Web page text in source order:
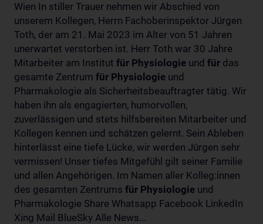
Wien In stiller Trauer nehmen wir Abschied von
unserem Kollegen, Herrn Fachoberinspektor Jürgen
Toth, der am 21. Mai 2023 im Alter von 51 Jahren
unerwartet verstorben ist. Herr Toth war 30 Jahre
Mitarbeiter am Institut für Physiologie und für das
gesamte Zentrum für Physiologie und
Pharmakologie als Sicherheitsbeauftragter tätig. Wir
haben ihn als engagierten, humorvollen,
zuverlässigen und stets hilfsbereiten Mitarbeiter und
Kollegen kennen und schätzen gelernt. Sein Ableben
hinterlässt eine tiefe Lücke, wir werden Jürgen sehr
vermissen! Unser tiefes Mitgefühl gilt seiner Familie
und allen Angehörigen. Im Namen aller Kolleg:innen
des gesamten Zentrums für Physiologie und
Pharmakologie Share Whatsapp Facebook LinkedIn
Xing Mail BlueSky Alle News...